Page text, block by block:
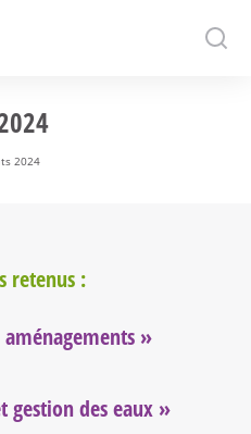
2024
retenus :
»
gestion des eaux »